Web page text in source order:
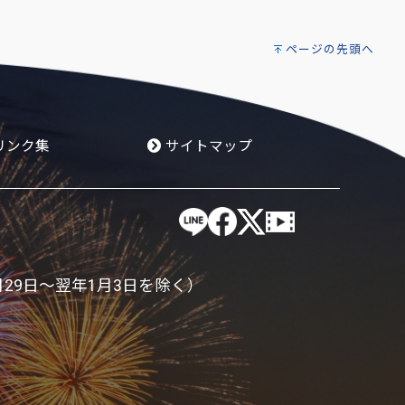
ページの先頭へ
ンク集 サイトマップ
日～翌年1月3日を除く）